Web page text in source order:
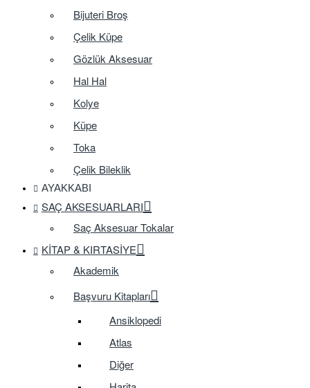
Bijuteri Broş
Çelik Küpe
Gözlük Aksesuar
Hal Hal
Kolye
Küpe
Toka
Çelik Bileklik
AYAKKABI
SAÇ AKSESUARLARI
Saç Aksesuar Tokalar
KITAP & KIRTASIYE
Akademik
Başvuru Kitapları
Ansiklopedi
Atlas
Diğer